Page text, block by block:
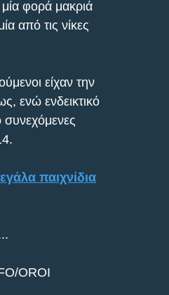
φορά μακριά
από τις νίκες
είχαν την
ενώ ενδεικτικό
συνεχόμενες
παιχνίδια
OROI